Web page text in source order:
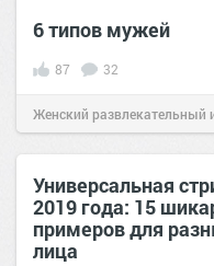
6 типов мужей
87 32
Женский развлекательный
сайт. 10:01 11 апр 2020
Универсальная
2019 года: 15
примеров для
лица